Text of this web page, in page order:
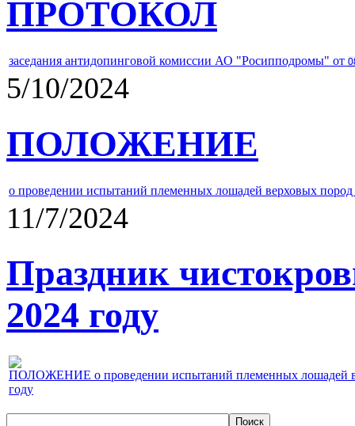
ПРОТОКОЛ
заседания антидопинговой комиссии АО "Росипподромы" от
5/10/2024
ПОЛОЖЕНИЕ
о проведении испытаний племенных лошадей верховых
11/7/2024
Праздник
2024 году
ПОЛОЖЕНИЕ о проведении испытаний племенных лошадей
году